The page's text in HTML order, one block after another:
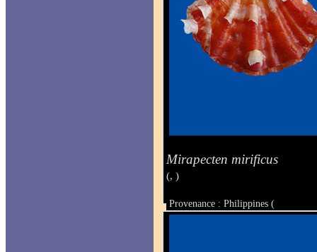
Mirapecten mirificus
(, )
Provenance : Philippines (
Taille : 29.7 x 34 mm